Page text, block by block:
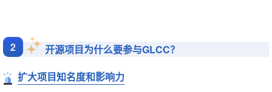
2
开源项目为什么要参与GLCC？
扩大项目知名度和影响力